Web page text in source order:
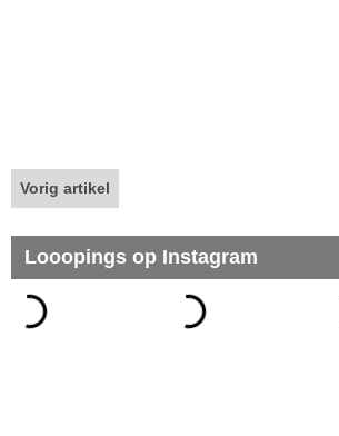
Vorig artikel
Looopings op Instagram